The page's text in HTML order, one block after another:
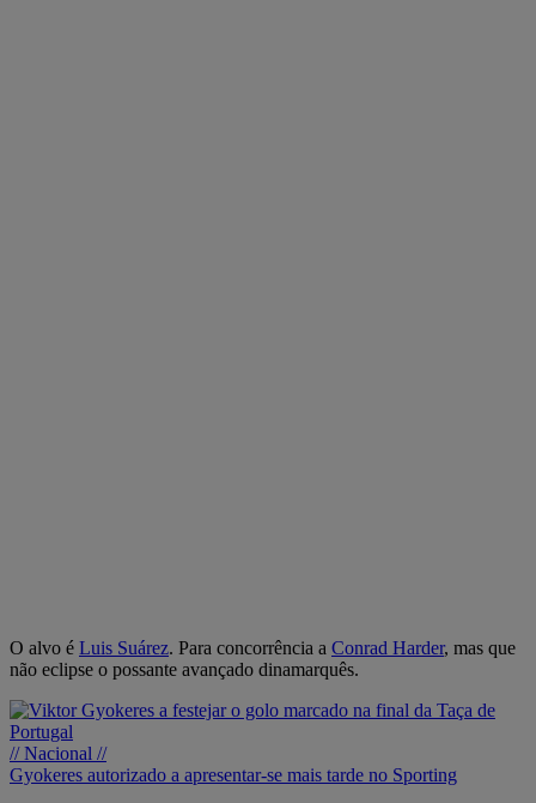
O alvo é Luis Suárez. Para concorrência a Conrad Harder, mas que
não eclipse o possante avançado dinamarquês.
// Nacional //
Gyokeres autorizado a apresentar-se mais tarde no Sporting